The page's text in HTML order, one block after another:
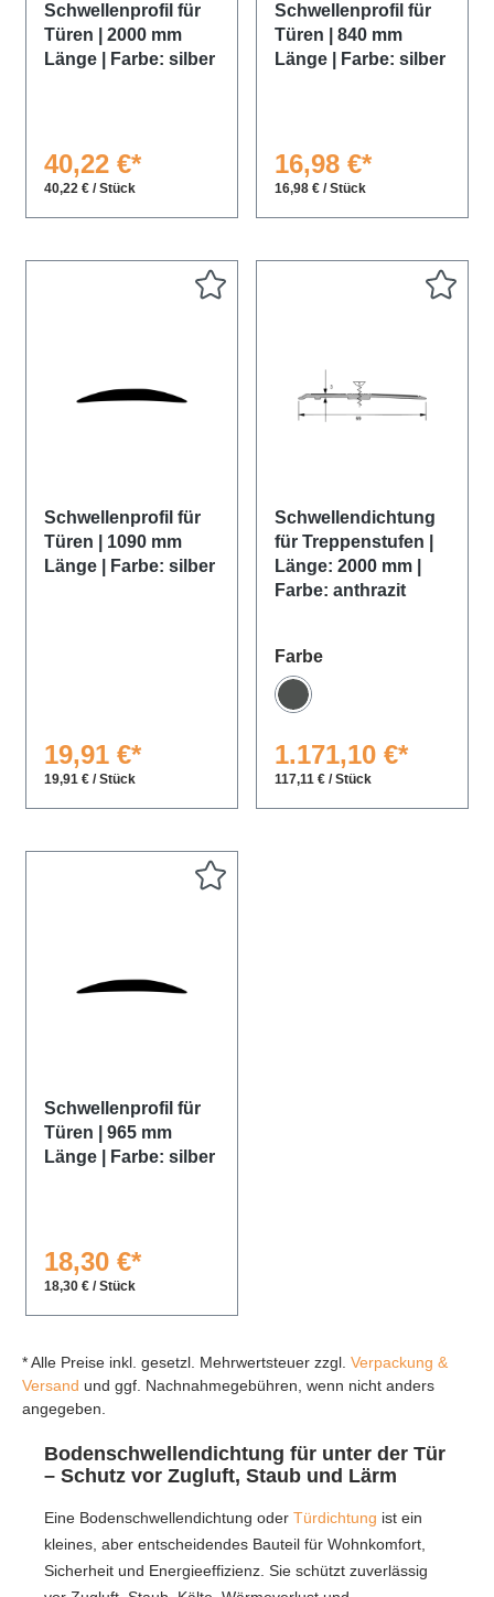
Schwellenprofil für
Türen | 2000 mm
Länge | Farbe: silber
40,22 €*
40,22 € / Stück
Schwellenprofil für
Türen | 840 mm
Länge | Farbe: silber
16,98 €*
16,98 € / Stück
Schwellenprofil für
Türen | 1090 mm
Länge | Farbe: silber
19,91 €*
19,91 € / Stück
Schwellendichtung
für Treppenstufen |
Länge: 2000 mm |
Farbe: anthrazit
Farbeauswählen
Anthrazit
1.171,10 €*
117,11 € / Stück
Schwellenprofil für
Türen | 965 mm
Länge | Farbe: silber
18,30 €*
18,30 € / Stück
* Alle Preise inkl. gesetzl. Mehrwertsteuer zzgl. Verpackung &
Versand und ggf. Nachnahmegebühren, wenn nicht anders
angegeben.
Bodenschwellendichtung für unter der Tür
– Schutz vor Zugluft, Staub und Lärm
Eine Bodenschwellendichtung oder Türdichtung ist ein
kleines, aber entscheidendes Bauteil für Wohnkomfort,
Sicherheit und Energieeffizienz. Sie schützt zuverlässig